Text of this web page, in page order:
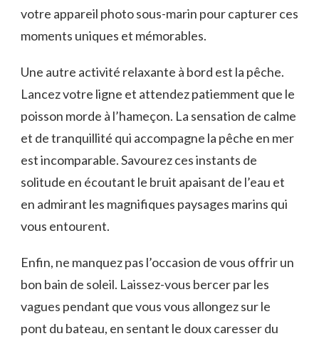
votre appareil photo sous-marin pour capturer ces
moments ​uniques et mémorables.
Une‌ autre activité relaxante à bord est⁣ la⁣ pêche.
Lancez votre ligne et ⁢attendez patiemment que le
poisson morde à l’hameçon. La⁤ sensation de calme
‌et de tranquillité ‍qui accompagne ‍la pêche en ⁤mer
est incomparable. Savourez ces instants de
solitude⁢ en‌ écoutant le bruit apaisant de l’eau et
en ‌admirant les magnifiques paysages marins qui
vous entourent.
Enfin, ne manquez pas l’occasion de‍ vous offrir un
bon bain de soleil. Laissez-vous bercer par les
vagues pendant que vous vous allongez sur le
pont du bateau, en sentant le doux caresser du